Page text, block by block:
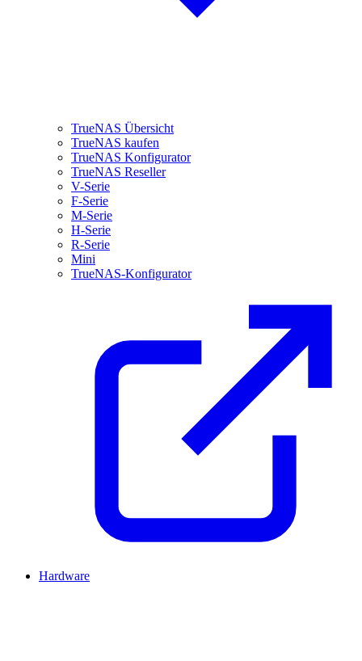
TrueNAS Übersicht
TrueNAS kaufen
TrueNAS Konfigurator
TrueNAS Reseller
V-Serie
F-Serie
M-Serie
H-Serie
R-Serie
Mini
TrueNAS-Konfigurator
Hardware